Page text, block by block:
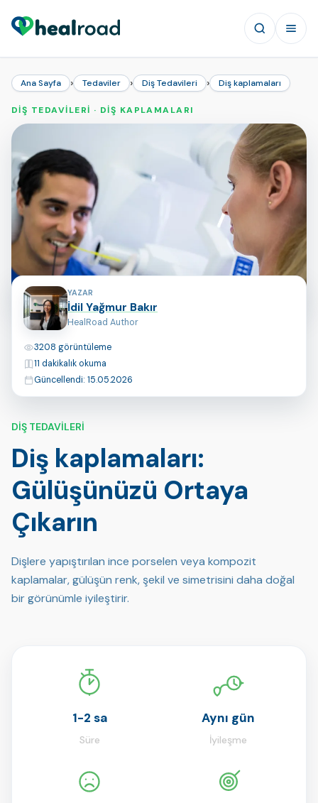
Ana Sayfa › Tedaviler › Diş Tedavileri › Diş kaplamaları
DIŞ TEDAVILERI · DIŞ KAPLAMALARI
DIŞ TEDAVILERI
Diş kaplamaları:
Gülüşünüzü Ortaya
Çıkarın
Dişlere yapıştırılan ince porselen veya kompozit
kaplamalar, gülüşün renk, şekil ve simetrisini daha doğal
bir görünümle iyileştirir.
Sayfa Katkıda Bulunanlar
YAZAR
İdil Yağmur Bakır
HealRoad Author
Görüntülemeler
3208 görüntüleme
Okuma Süresi
11 dakikalık okuma
Son Güncelleme
Güncellendi: 15.05.2026
1-2 sa
Süre
Aynı gün
İyileşme